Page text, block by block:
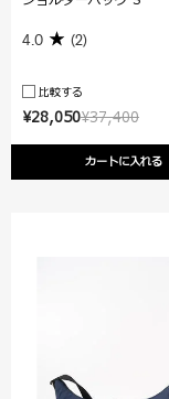
¥37,400
¥28,050
カートに入れる
4.0 (2)
比較する